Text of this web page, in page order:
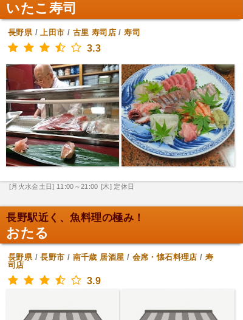
いたこ寿司
長野県/上田市 / 古里 寿司店 /寿司
3.3
[月火水金土日] 11:00～21:00 [木] 定休日
長野駅近く、魚料理の極み！
おたる
長野県/長野市 / 南千歳 居酒屋 / 会席・懐石料理店 / 寿
司店
3.9